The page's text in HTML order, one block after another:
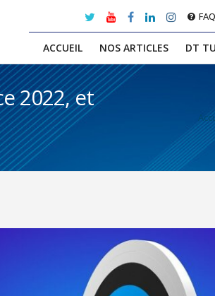
ACCUEIL NOS ARTICLES DT
FAQ
2022, et